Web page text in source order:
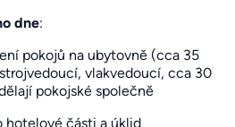
dne:
pokojů na ubytovně (cca 35
vlakvedoucí, cca 30
pokojské společně
hotelové části a úklid